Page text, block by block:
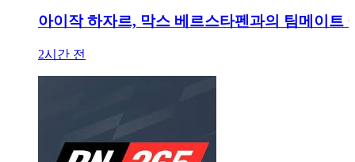
아이작 하자르, 막스 베르스타펜과의 팀메이트
2시간 전